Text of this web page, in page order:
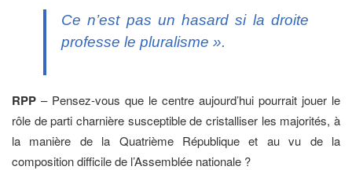
Ce n’est pas un hasard si la droite
professe le pluralisme ».
RPP – Pensez-vous que le centre aujourd’hui pourrait jouer le
rôle de parti charnière susceptible de cristalliser les majorités, à
la manière de la Quatrième République et au vu de la
composition difficile de l’Assemblée nationale ?